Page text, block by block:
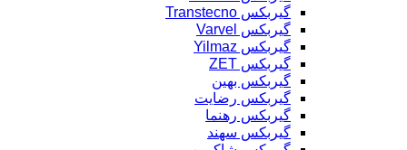
گیربکس Transtecno
گیربکس Varvel
گیربکس Yilmaz
گیربکس ZET
گیربکس بهین
گیربکس رضایت
گیربکس رهنما
گیربکس سهند